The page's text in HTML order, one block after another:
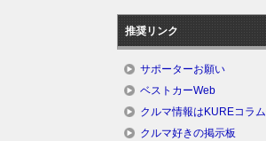
推奨リンク
サポーターお願い
ベストカーWeb
クルマ情報はKUREコラム
クルマ好きの掲示板